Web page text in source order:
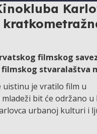
filmskog
filmskog stvaralaštva
uistinu je vratilo film u
bit će održano u
urbanoj kulturi i